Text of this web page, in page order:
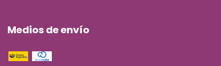
Medios de envío